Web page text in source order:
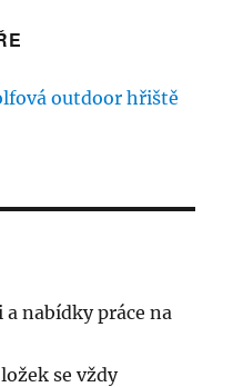
outdoor hřiště
nabídky práce na
se vždy